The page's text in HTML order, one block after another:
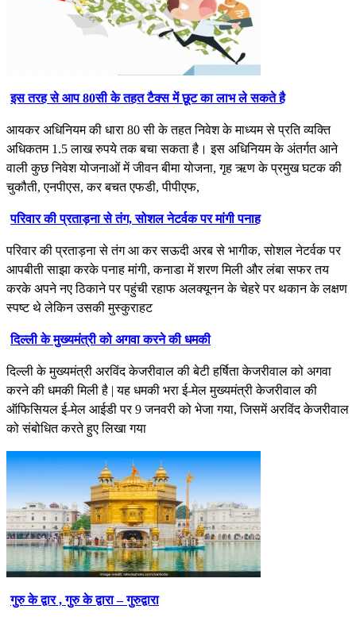
इस तरह से आप 80सी के तहत टैक्स में छूट का लाभ ले सकते है
आयकर अधिनियम की धारा 80 सी के तहत निवेश के माध्यम से प्रति व्यक्ति
अधिकतम 1.5 लाख रुपये तक बचा सकता है। इस अधिनियम के अंतर्गत आने
वाली कुछ निवेश योजनाओं में जीवन बीमा योजना, गृह ऋण के प्रमुख घटक की
चुकौती, एनपीएस, कर बचत एफडी, पीपीएफ,
परिवार की प्रताड़ना से तंग, सोशल नेटर्वक पर मांगी पनाह
परिवार की प्रताड़ना से तंग आ कर सऊदी अरब से भागीक, सोशल नेटर्वक पर
आपबीती साझा करके पनाह मांगी, कनाडा में शरण मिली और लंबा सफर तय
करके अपने नए ठिकाने पर पहुंची रहाफ अलक्यूनन के चेहरे पर थकान के लक्षण
स्पष्ट थे लेकिन उसकी मुस्कुराहट
दिल्ली के मुख्यमंत्री को अगवा करने की धमकी
दिल्ली के मुख्यमंत्री अरविंद केजरीवाल की बेटी हर्षिता केजरीवाल को अगवा
करने की धमकी मिली है | यह धमकी भरा ई-मेल मुख्यमंत्री केजरीवाल की
ऑफिसियल ई-मेल आईडी पर 9 जनवरी को भेजा गया, जिसमें अरविंद केजरीवाल
को संबोधित करते हुए लिखा गया
गुरु के द्वार , गुरु के द्वारा – गुरुद्वारा